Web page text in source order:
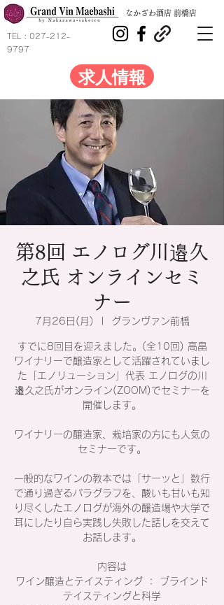
TEL : 027-212-
9797
​なかざわ酒店 前橋店
求人情報
第8回 エノログ川邉久
之氏 オンラインセミ
ナー
7月26日(月) グランヴァン前橋
すでに8回目を迎えました。(全10回) 高畠
ワイナリーで醸造家として活躍されていまし
た「エノリューション」代表 エノログの川
邉久之氏がオンライン(ZOOM)でセミナーを
開催します。
ワイナリーの醸造家、栽培家の方にも人気の
セミナーです。
一般的なワインの教本では「サーッと」数行
で通り過ぎるパラグラフを、酸いも甘いも知
り尽くしたエノログが海外の醸造場や大学で
耳にしたり自ら実践し失敗した話しを交えて
お話します。
内容は
ワイン醸造とテイスティング ： ブラインド
テイスティングと科学